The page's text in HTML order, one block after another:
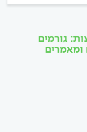
גורמים
ומאמרים